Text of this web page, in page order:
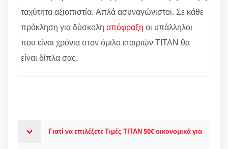
ταχύτητα αξιοπιστία. Απλά ασυναγώνιστοι. Σε κάθε
πρόκληση για δύσκολη απόφραξη οι υπάλληλοι
που είναι χρόνια στον όμιλο εταιριών ΤΙΤΑΝ θα
είναι δίπλα σας.
Γιατί να επιλέξετε Τιμές ΤΙΤΑΝ 50€ οικονομικά για